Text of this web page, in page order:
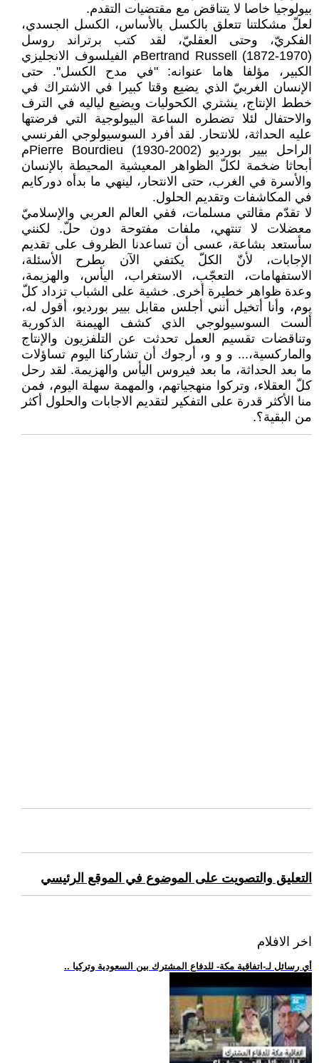
بيولوجيا خاصا لا يتناقض مع مقتضيات التقدم.
لعلّ مشكلتنا تتعلق بالكسل بالأساس، الكسل الجسدي،
الفكريّ، وحتى العقليّ، لقد كتب برتراند روسل
Bertrand Russell (1872-1970)م الفيلسوف الانجليزي
الكبير، مؤلفا هاما عنوانه: "في مدح الكسل". حتى
الإنسان الغربيّ الذي يضيع وقتا كبيرا في الاشتراك في
خطط الإنتاج، يشتري الكحوليات ويضيع لياليه في الترف
والاحتفال لئلا تضطره الساعة البيولوجية التي فرضتها
عليه الحداثة، للانتحار. لقد أفرد السوسيولوجي الفرنسي
الراحل بيير بورديو Pierre Bourdieu (1930-2002)م
أبحاثا ضخمة لكلّ الظواهر المعيشية المحيطة بالإنسان
والأسرة في الغرب، حتى الانتحار، لينهي ما بدأه دوركايم
في المكاشفات وتقديم الحلول.
لا تقدّم مقالتي مسلمات، ففي العالم العربي والإسلاميّ
معضلات لا تنتهي، ملفات مفتوحة دون حلّ. لكنني
سأستعد بشاعة، عسى أن تساعدنا الظروف على تقديم
الإجابات، لأنّ الكلّ يكتفي الآن بطرح الأسئلة،
الاستفهامات، التعجّب، الاستغراب، اليأس، والهزيمة،
وعدة ظواهر خطيرة أخرى. خشية على الشباب تزداد كلّ
يوم، وأنا أتخيل أنني أجلس مقابل بيير بورديو، أقول له،
ألست السوسيولوجي الذي كشف الهيمنة الذكورية
وتناقضات تقسيم العمل تحدثت عن التلفزيون والإنتاج
والماركسية،... و و و، أرجوك أن تشاركنا اليوم تساؤلات
ما بعد الحداثة، ما بعد فيروس اليأس والهزيمة. لقد رحل
كلّ العقلاء، وتركوا منهجياتهم، والمهمة سهلة اليوم، فمن
منا الأكثر قدرة على التفكير لتقديم الاجابات والحلول أكثر
من البقية؟.
التعليق والتصويت على الموضوع في الموقع الرئيسي
اخر الافلام
.. أي رسائل لـ-اتفاقية مكة- للدفاع المشترك بين السعودية وتركيا